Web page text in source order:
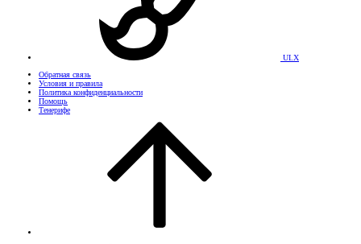
UI.X
Обратная связь
Условия и правила
Политика конфиденциальности
Помощь
Тенерифе